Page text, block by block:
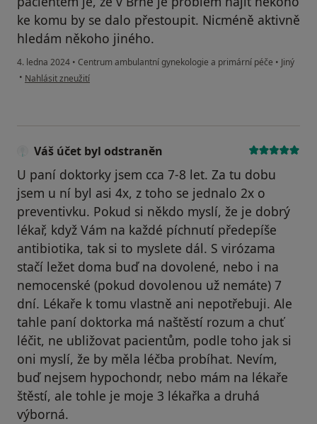
ke komu by se dalo přestoupit. Nicméně aktivně
hledám někoho jiného.
4. ledna 2024 • Centrum ambulantní gynekologie a primární péče • Jiný
• podle názoru uživatele V
Nahlásit zneužití
Váš účet byl odstraněn
U paní doktorky jsem cca 7-8 let. Za tu dobu
jsem u ní byl asi 4x, z toho se jednalo 2x o
preventivku. Pokud si někdo myslí, že je dobrý
lékař, když Vám na každé píchnutí předepíše
antibiotika, tak si to myslete dál. S virózama
stačí ležet doma buď na dovolené, nebo i na
nemocenské (pokud dovolenou už nemáte) 7
dní. Lékaře k tomu vlastně ani nepotřebuji. Ale
tahle paní doktorka má naštěstí rozum a chuť
léčit, ne ubližovat pacientům, podle toho jak si
oni myslí, že by měla léčba probíhat. Nevím,
buď nejsem hypochondr, nebo mám na lékaře
štěstí, ale tohle je moje 3 lékařka a druhá
výborná.